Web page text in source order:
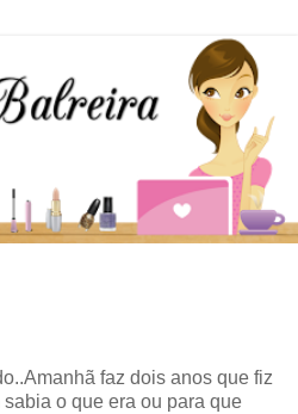
faz dois anos que fiz
o que era ou para que